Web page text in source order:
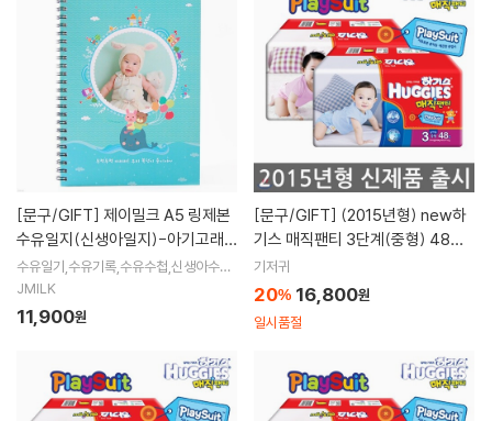
[문구/GIFT]
수유일지(신생아일지)-아기고래의
꿈
수유일기,수유기록,수유수첩,신생아수첩,
수유일지,혼합수유,신생아관찰기록지,제
JMILK
11,900원
[문구/GIFT]
기스 매직팬티 3단계(중형) 48매x
1팩 /플레이수트 기저귀,남여택1
기저귀
20% 16,800원
일시품절